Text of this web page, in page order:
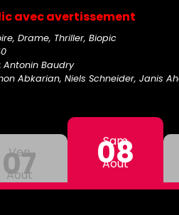
avec avertissement
Drame, Thriller, Biopic
Antonin Baudry
Abkarian, Niels Schneider, Janis
Ven
07
Aout
Sam
08
Aout